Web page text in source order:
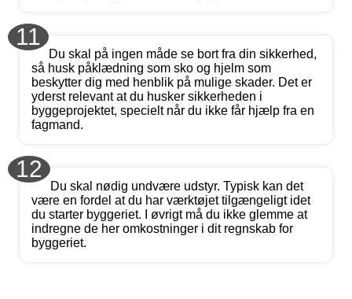
11
Du skal på ingen måde se bort fra din sikkerhed,
så husk påklædning som sko og hjelm som
beskytter dig med henblik på mulige skader. Det er
yderst relevant at du husker sikkerheden i
byggeprojektet, specielt når du ikke får hjælp fra en
fagmand.
12
Du skal nødig undvære udstyr. Typisk kan det
være en fordel at du har værktøjet tilgængeligt idet
du starter byggeriet. I øvrigt må du ikke glemme at
indregne de her omkostninger i dit regnskab for
byggeriet.